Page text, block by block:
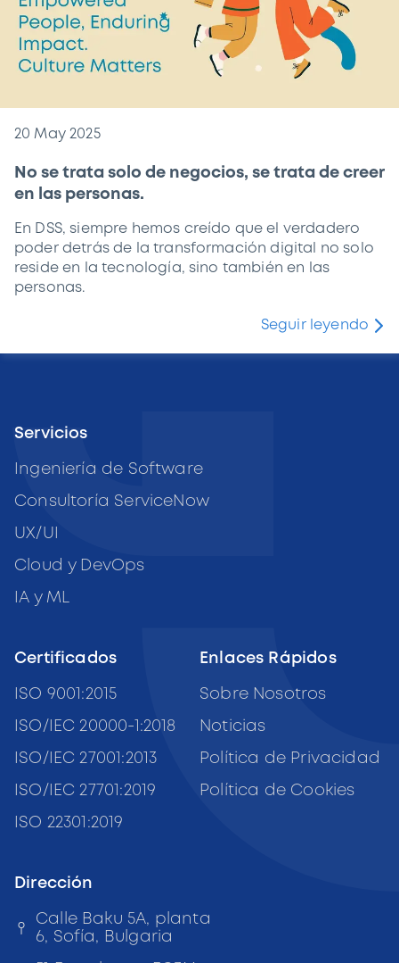
20 May 2025
No se trata solo de negocios, se trata de creer
en las personas.
En DSS, siempre hemos creído que el verdadero
poder detrás de la transformación digital no solo
reside en la tecnología, sino también en las
personas.
Seguir leyendo
Servicios
Ingeniería de Software
Consultoría ServiceNow
UX/UI
Cloud y DevOps
IA y ML
Enlaces Rápidos
Sobre Nosotros
Noticias
Política de Privacidad
Política de Cookies
Certificados
ISO 9001:2015
ISO/IEC 20000-1:2018
ISO/IEC 27001:2013
ISO/IEC 27701:2019
ISO 22301:2019
Dirección
Calle Baku 5A, planta
6, Sofía, Bulgaria